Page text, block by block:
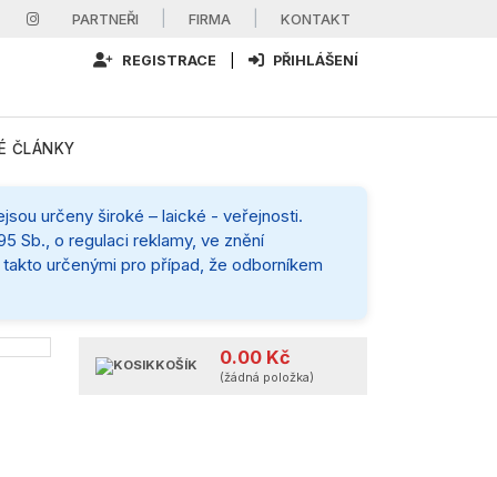
PARTNEŘI FIRMA KONTAKT
REGISTRACE PŘIHLÁŠENÍ
ČLÁNKY
určeny široké – laické - veřejnosti.
Sb., o regulaci reklamy, ve znění
určenými pro případ, že odborníkem
KOŠÍK 0.00 Kč
(žádná položka)